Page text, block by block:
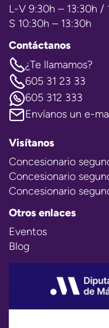
L-V 9:30h – 13:30h /
S 10:30h – 13:30h
Contáctanos
¿Te llamamos?
605 31 23 33
605 312 333
Envíanos un e-
Visítanos
Concesionario
Concesionario
Concesionario
Otros enlaces
Eventos
Blog